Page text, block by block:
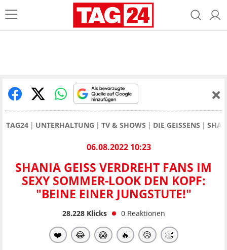
TAG24 UNTERHALTUNG TV & SHOWS DIE GEISSENS
06.08.2022 10:23
SHANIA GEISS VERDREHT FANS IM
SEXY SOMMER-LOOK DEN KOPF:
"BEINE EINER JUNGSTUTE!"
28.228Klicks 0 Reaktionen
❤️ 😂 😱 🔥 😥 👏